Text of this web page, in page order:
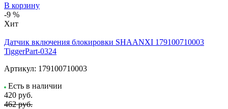
В корзину
-9 %
Хит
Датчик включения блокировки SHAANXI 179100710003
TiggerPart-0324
Артикул: 179100710003
Есть в наличии
420 руб.
462 руб.